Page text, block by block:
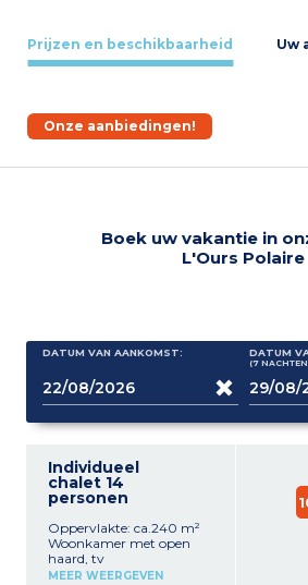
Prijzen en beschikbaarheid Uw
Onze aanbiedingen!
Boek uw vakantie in
L'Ours Polaire
DATUM VAN AANKOMST: DATUM
(7 NACHTEN
Individueel
chalet 14
personen
Oppervlakte: ca.240 m²
Woonkamer met open
haard, tv
Volledig uitgeruste keuken
MEER WEERGEVEN